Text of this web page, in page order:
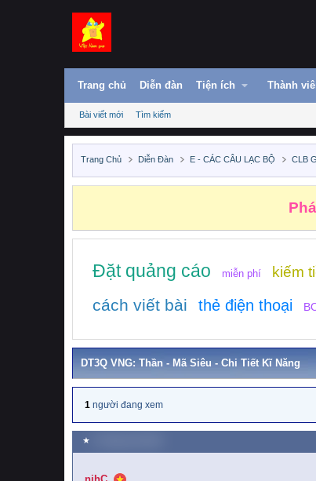
Trang chủ Diễn đàn Tiện ích Thành
Bài viết mới Tìm kiếm
Trang Chủ Diễn Đàn E - CÁC CÂU LẠC BỘ CLB
Đặt quảng cáo miễn phí kiếm
cách viết bài thẻ điện thoại
DT3Q VNG: Thần - Mã Siêu - Chi Tiết Kĩ Năng
1 người đang xem
★